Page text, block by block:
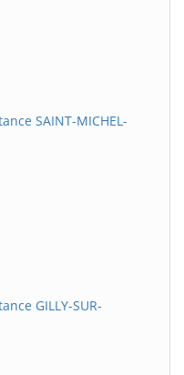
SAINT-MICHEL-
GILLY-SUR-